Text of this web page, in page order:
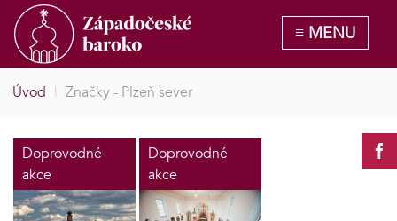
Úvod | Značky - Plzeň sever
Doprovodné
akce
Doprovodné
akce